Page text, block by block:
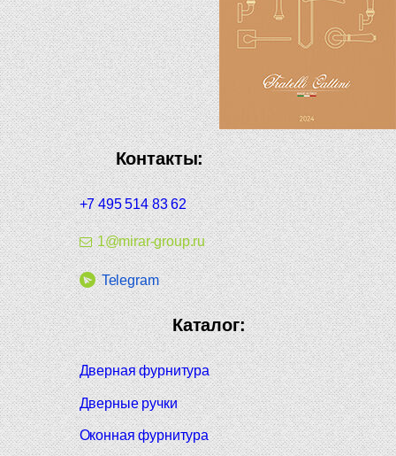
Контакты:
+7 495 514 83 62
1@mirar-group.ru
Telegram
Каталог:
Дверная фурнитура
Дверные ручки
Оконная фурнитура